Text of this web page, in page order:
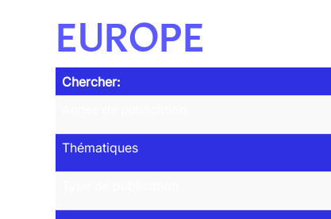
EUROPE
Chercher:
Thématiques